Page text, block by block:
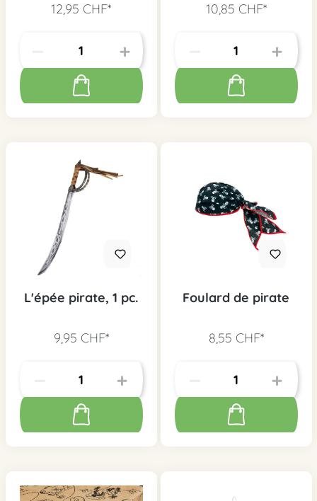
12,95 CHF*
10,85 CHF*
L'épée pirate, 1 pc.
9,95 CHF*
Foulard de pirate
8,55 CHF*